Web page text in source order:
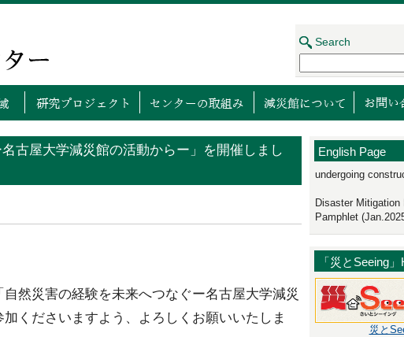
センターについて
研究領域 研究プロジェクト セン
Search
古屋大学減災館の活動からー」を開催しまし
然災害の経験を未来へつなぐー名古屋大学減災
くださいますよう、よろしくお願いいたしま
English Page
undergoing
Disaster Mitigation
Pamphlet
「災とSeeing
災と